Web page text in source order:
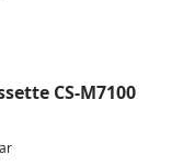
CS-M7100